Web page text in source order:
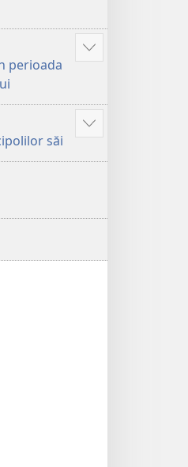
perioada
Afișează
săi
Afișează